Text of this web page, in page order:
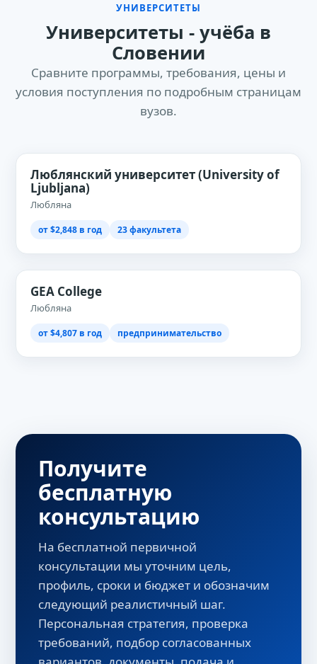
УНИВЕРСИТЕТЫ
Университеты - учёба в
Словении
Сравните программы, требования, цены и
условия поступления по подробным страницам
вузов.
Люблянский университет (University of
Ljubljana)
Любляна
от $2,848 в год 23 факультета
GEA College
Любляна
от $4,807 в год предпринимательство
Получите
бесплатную
консультацию
На бесплатной первичной
консультации мы уточним цель,
профиль, сроки и бюджет и обозначим
следующий реалистичный шаг.
Персональная стратегия, проверка
требований, подбор согласованных